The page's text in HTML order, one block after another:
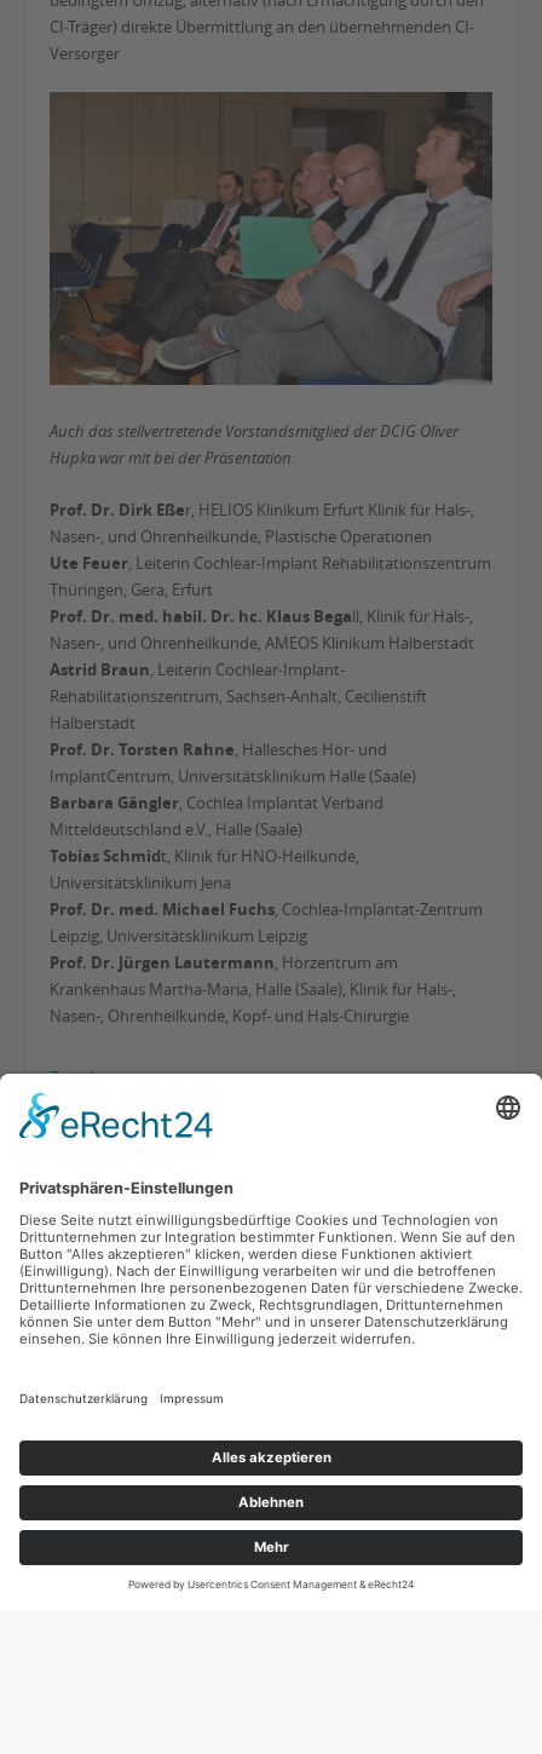
CI-Träger) direkte Übermittlung an den übernehmenden CI-
Versorger
Auch das stellvertretende Vorstandsmitglied der DCIG Oliver
Hupka war mit bei der Präsentation.
Prof. Dr. Dirk Eßer, HELIOS Klinikum Erfurt Klinik für Hals-,
Nasen-, und Ohrenheilkunde, Plastische Operationen
Ute Feuer, Leiterin Cochlear-Implant Rehabilitationszentrum
Thüringen, Gera, Erfurt
Prof. Dr. med. habil. Dr. hc. Klaus Begall, Klinik für Hals-,
Nasen-, und Ohrenheilkunde, AMEOS Klinikum Halberstadt
Astrid Braun, Leiterin Cochlear-Implant-
Rehabilitationszentrum, Sachsen-Anhalt, Cecilienstift
Halberstadt
Prof. Dr. Torsten Rahne, Hallesches Hör- und
ImplantCentrum, Universitätsklinikum Halle (Saale)
Barbara Gängler, Cochlea Implantat Verband
Mitteldeutschland e.V., Halle (Saale)
Tobias Schmidt, Klinik für HNO-Heilkunde,
Universitätsklinikum Jena
Prof. Dr. med. Michael Fuchs, Cochlea-Implantat-Zentrum
Leipzig, Universitätsklinikum Leipzig
Prof. Dr. Jürgen Lautermann, Hörzentrum am
Krankenhaus Martha-Maria, Halle (Saale), Klinik für Hals-,
Nasen-, Ohrenheilkunde, Kopf- und Hals-Chirurgie
Zurück